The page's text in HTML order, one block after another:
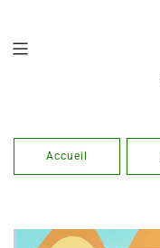
contenu
Accueil